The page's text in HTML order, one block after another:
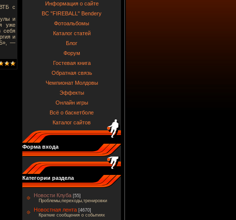
с
и
уже
себя
и
—
Информация о сайте
BC "FIREBALL" Bendery
Фотоальбомы
Каталог статей
Блог
Форум
Гостевая книга
Обратная связь
Чемпионат Молдовы
Эффекты
Онлайн игры
Всё о баскетболе
Каталог сайтов
Форма входа
Категории раздела
Новости Клуба [55]
Проблемы,переходы,тренировки
Новостная лента [4670]
Краткие сообщения о событиях